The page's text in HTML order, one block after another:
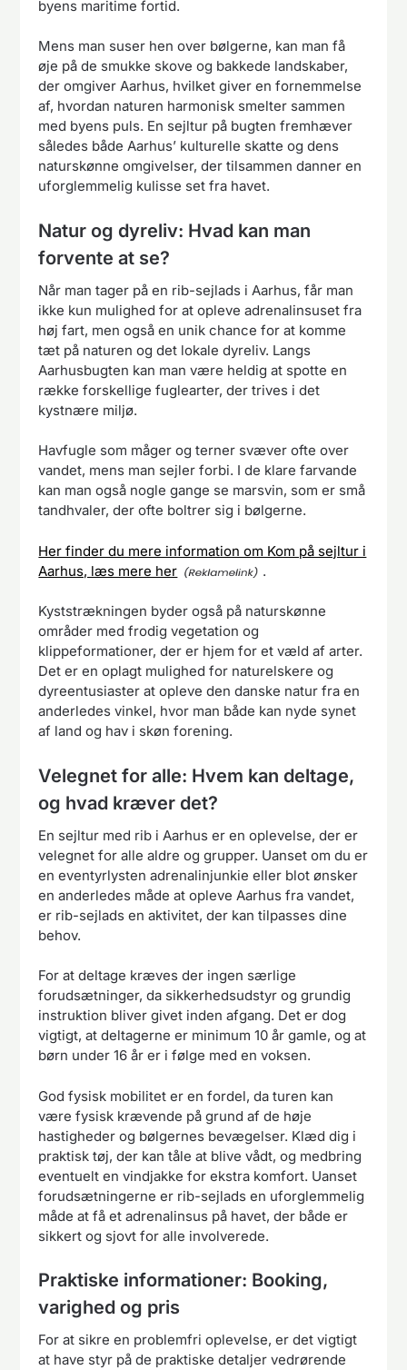
byens maritime fortid.
Mens man suser hen over bølgerne, kan man få
øje på de smukke skove og bakkede landskaber,
der omgiver Aarhus, hvilket giver en fornemmelse
af, hvordan naturen harmonisk smelter sammen
med byens puls. En sejltur på bugten fremhæver
således både Aarhus’ kulturelle skatte og dens
naturskønne omgivelser, der tilsammen danner en
uforglemmelig kulisse set fra havet.
Natur og dyreliv: Hvad kan man
forvente at se?
Når man tager på en rib-sejlads i Aarhus, får man
ikke kun mulighed for at opleve adrenalinsuset fra
høj fart, men også en unik chance for at komme
tæt på naturen og det lokale dyreliv. Langs
Aarhusbugten kan man være heldig at spotte en
række forskellige fuglearter, der trives i det
kystnære miljø.
Havfugle som måger og terner svæver ofte over
vandet, mens man sejler forbi. I de klare farvande
kan man også nogle gange se marsvin, som er små
tandhvaler, der ofte boltrer sig i bølgerne.
Her finder du mere information om Kom på sejltur i
Aarhus, læs mere her
.
Kyststrækningen byder også på naturskønne
områder med frodig vegetation og
klippeformationer, der er hjem for et væld af arter.
Det er en oplagt mulighed for naturelskere og
dyreentusiaster at opleve den danske natur fra en
anderledes vinkel, hvor man både kan nyde synet
af land og hav i skøn forening.
Velegnet for alle: Hvem kan deltage,
og hvad kræver det?
En sejltur med rib i Aarhus er en oplevelse, der er
velegnet for alle aldre og grupper. Uanset om du er
en eventyrlysten adrenalinjunkie eller blot ønsker
en anderledes måde at opleve Aarhus fra vandet,
er rib-sejlads en aktivitet, der kan tilpasses dine
behov.
For at deltage kræves der ingen særlige
forudsætninger, da sikkerhedsudstyr og grundig
instruktion bliver givet inden afgang. Det er dog
vigtigt, at deltagerne er minimum 10 år gamle, og at
børn under 16 år er i følge med en voksen.
God fysisk mobilitet er en fordel, da turen kan
være fysisk krævende på grund af de høje
hastigheder og bølgernes bevægelser. Klæd dig i
praktisk tøj, der kan tåle at blive vådt, og medbring
eventuelt en vindjakke for ekstra komfort. Uanset
forudsætningerne er rib-sejlads en uforglemmelig
måde at få et adrenalinsus på havet, der både er
sikkert og sjovt for alle involverede.
Praktiske informationer: Booking,
varighed og pris
For at sikre en problemfri oplevelse, er det vigtigt
at have styr på de praktiske detaljer vedrørende